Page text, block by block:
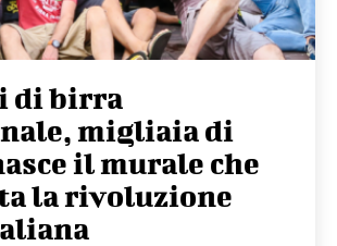
di birra
migliaia di
il murale che
la rivoluzione